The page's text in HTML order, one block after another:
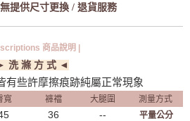
無提供尺寸更換 / 退貨服務
商品說明 |
洗 滌 方 式 ◄
有些許摩擦痕跡純屬正常現象
寬 褲襠 大腿圍
測量方式
36
-- 平量公分